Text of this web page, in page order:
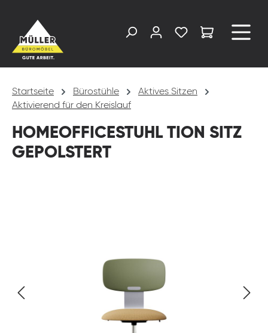
Startseite Bürostühle
Aktives Sitzen
Aktivierend für den Kreislauf
HOMEOFFICESTUHL TION SITZ
GEPOLSTERT